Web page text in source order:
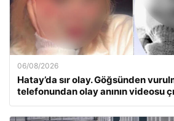
06/08/2026
Hatay’da sır olay. Göğsünden
telefonundan olay anının videosu